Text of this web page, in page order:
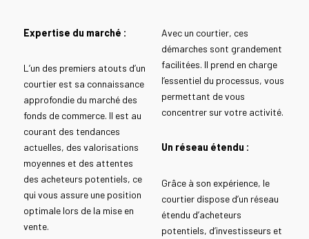
Expertise du marché :
L’un des premiers atouts d’un
courtier est sa connaissance
approfondie du marché des
fonds de commerce. Il est au
courant des tendances
actuelles, des valorisations
moyennes et des attentes
des acheteurs potentiels, ce
qui vous assure une position
optimale lors de la mise en
vente.
Avec un courtier, ces
démarches sont grandement
facilitées. Il prend en charge
l’essentiel du processus, vous
permettant de vous
concentrer sur votre activité.
Un réseau étendu :
Grâce à son expérience, le
courtier dispose d’un réseau
étendu d’acheteurs
potentiels, d’investisseurs et